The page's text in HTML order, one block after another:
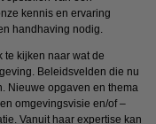
kennis en ervaring
handhaving nodig.
te kijken naar wat de
Beleidsvelden die nu
Nieuwe opgaven en thema
omgevingsvisie en/of –
Vanuit haar expertise kan